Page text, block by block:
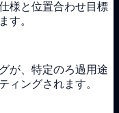
様と位置合わせ目標
す。
が、特定のろ過用途
ィングされます。